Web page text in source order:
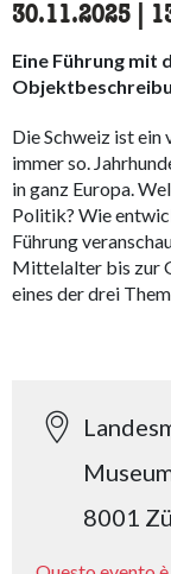
30.11.2025
Eine Führung mit
Die Schweiz ist ein
immer so.
in ganz Europa.
Politik? Wie
Führung
Mittelalter bis zur
eines der drei
8001